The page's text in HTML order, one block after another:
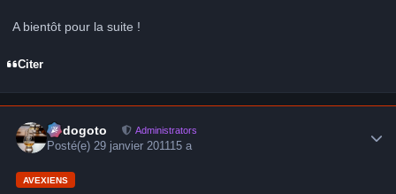
A bientôt pour la suite !
Citer
frédogoto Administrators
Posté(e)29 janvier 201115 a
AVEXIENS